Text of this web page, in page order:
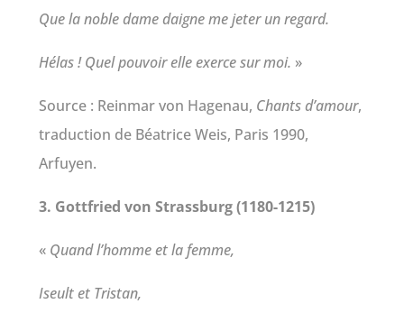
Que la noble dame daigne me jeter un regard.
Hélas ! Quel pouvoir elle exerce sur moi. »
Source : Reinmar von Hagenau, Chants d’amour,
traduction de Béatrice Weis, Paris 1990,
Arfuyen.
3. Gottfried von Strassburg (1180-1215)
« Quand l’homme et la femme,
Iseult et Tristan,